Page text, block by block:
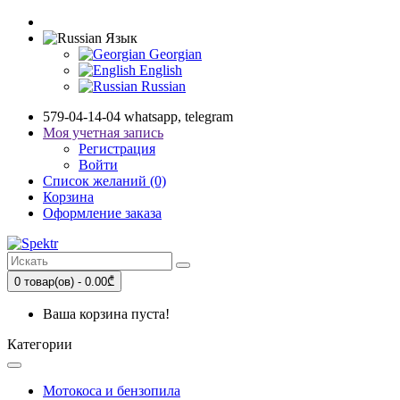
Язык
Georgian
English
Russian
579-04-14-04 whatsapp, telegram
Моя учетная запись
Регистрация
Войти
Список желаний (0)
Корзина
Оформление заказа
0 товар(ов) - 0.00₾
Ваша корзина пуста!
Категории
Мотокоса и бензопила